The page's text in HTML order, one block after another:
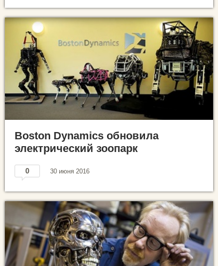
Boston Dynamics обновила
электрический зоопарк
0 30 июня 2016